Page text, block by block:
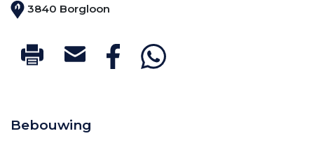
3840 Borgloon
Bebouwing